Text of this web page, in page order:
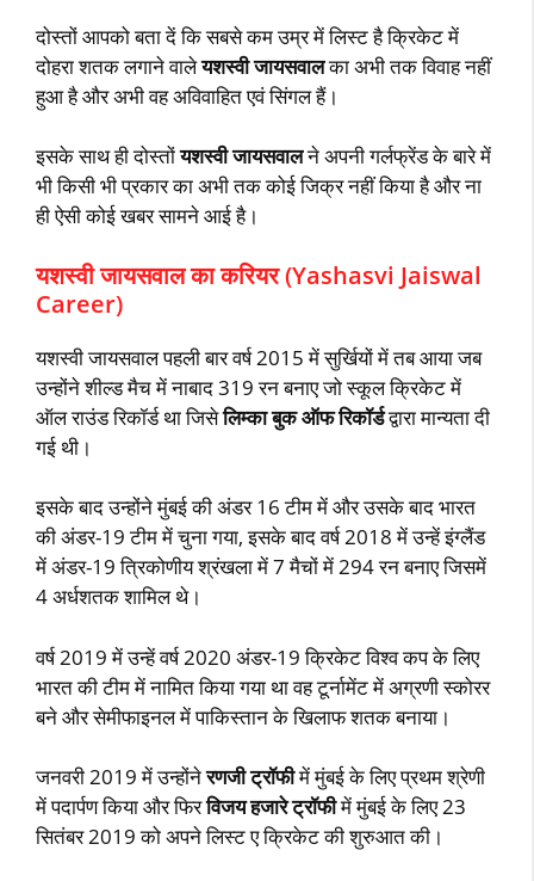
दोस्तों आपको बता दें कि सबसे कम उम्र में लिस्ट है क्रिकेट में
दोहरा शतक लगाने वालेयशस्वी जायसवालका अभी तक विवाह नहीं
हुआ है और अभी वह अविवाहित एवं सिंगल हैं।
इसके साथ ही दोस्तोंयशस्वी जायसवालने अपनी गर्लफ्रेंड के बारे में
भी किसी भी प्रकार का अभी तक कोई जिक्र नहीं किया है और ना
ही ऐसी कोई खबर सामने आई है।
यशस्वी जायसवाल का करियर (Yashasvi Jaiswal
Career)
यशस्वी जायसवाल पहली बार वर्ष 2015 में सुर्खियों में तब आया जब
उन्होंने शील्ड मैच में नाबाद 319 रन बनाए जो स्कूल क्रिकेट में
ऑल राउंड रिकॉर्ड था जिसेलिम्का बुक ऑफ रिकॉर्डद्वारा मान्यता दी
गई थी।
इसके बाद उन्होंने मुंबई की अंडर 16 टीम में और उसके बाद भारत
की अंडर-19 टीम में चुना गया, इसके बाद वर्ष 2018 में उन्हें इंग्लैंड
में अंडर-19 त्रिकोणीय श्रंखला में 7 मैचों में 294 रन बनाए जिसमें
4 अर्धशतक शामिल थे।
वर्ष 2019 में उन्हें वर्ष 2020 अंडर-19 क्रिकेट विश्व कप के लिए
भारत की टीम में नामित किया गया था वह टूर्नामेंट में अग्रणी स्कोरर
बने और सेमीफाइनल में पाकिस्तान के खिलाफ शतक बनाया।
जनवरी 2019 में उन्होंनेरणजी ट्रॉफीमें मुंबई के लिए प्रथम श्रेणी
में पदार्पण किया और फिरविजय हजारे ट्रॉफीमें मुंबई के लिए 23
सितंबर 2019 को अपने लिस्ट ए क्रिकेट की शुरुआत की।